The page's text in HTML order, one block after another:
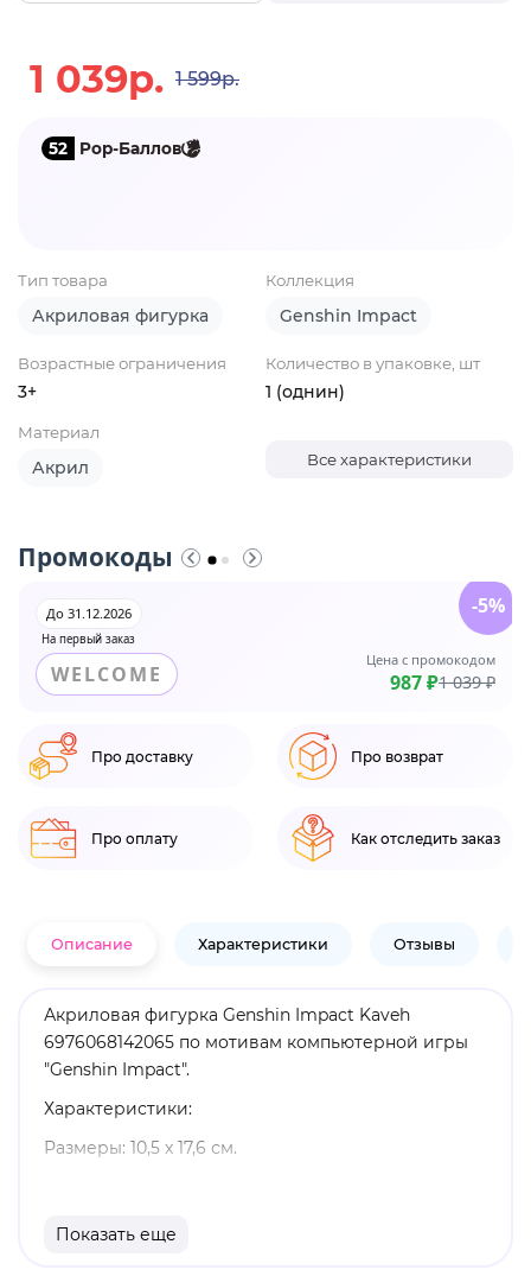
1 039р. 1 599р.
52 Pop-Баллов
Тип товара
Акриловая фигурка
Коллекция
Genshin Impact
Возрастные ограничения
3+
Количество в упаковке, шт
1 (однин)
Материал
Акрил Все характеристики
Промокоды
На первый заказ
До 31.12.2026
WELCOME
Цена с промокодом
987 ₽1 039 ₽
-5%
Про доставку Про возврат
Про оплату Как отследить заказ
Описание Характеристики Отзывы
Акриловая фигурка Genshin Impact Kaveh
6976068142065 по мотивам компьютерной игры
"Genshin Impact".
Характеристики:
Размеры: 10,5 х 17,6 см.
Оригинальный и официально лицензированный
Показать еще